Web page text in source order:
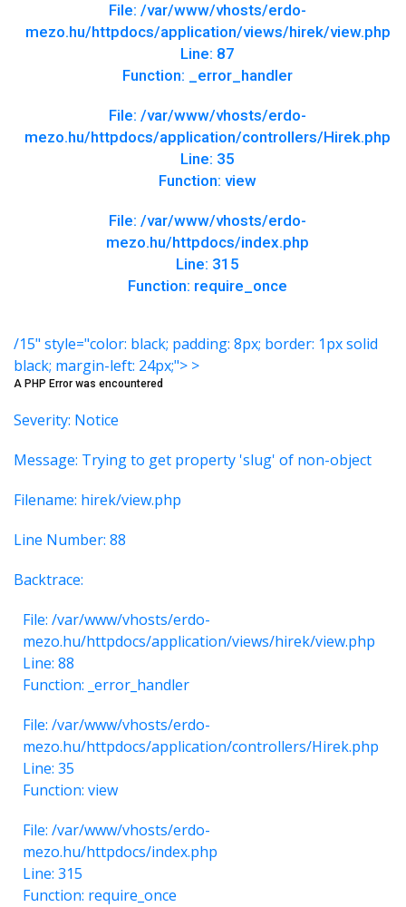
File: /var/www/vhosts/erdo-
mezo.hu/httpdocs/application/views/hirek/view.php
Line: 87
Function: _error_handler
File: /var/www/vhosts/erdo-
mezo.hu/httpdocs/application/controllers/Hirek.php
Line: 35
Function: view
File: /var/www/vhosts/erdo-
mezo.hu/httpdocs/index.php
Line: 315
Function: require_once
/15" style="color: black; padding: 8px; border: 1px solid
black; margin-left: 24px;"> >
A PHP Error was encountered
Severity: Notice
Message: Trying to get property 'slug' of non-object
Filename: hirek/view.php
Line Number: 88
Backtrace:
File: /var/www/vhosts/erdo-
mezo.hu/httpdocs/application/views/hirek/view.php
Line: 88
Function: _error_handler
File: /var/www/vhosts/erdo-
mezo.hu/httpdocs/application/controllers/Hirek.php
Line: 35
Function: view
File: /var/www/vhosts/erdo-
mezo.hu/httpdocs/index.php
Line: 315
Function: require_once